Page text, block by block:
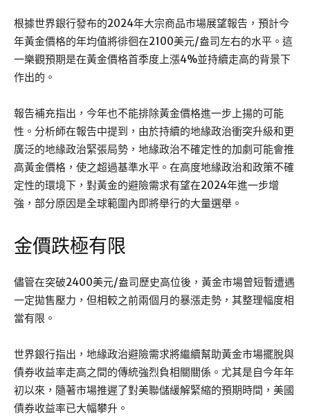
根據世界銀行發布的2024年大宗商品市場展望報告，預計今
年黃金價格的年均值將徘徊在2100美元/盎司左右的水平。這
一樂觀預期是在黃金價格首季度上漲4%並持續走高的背景下
作出的。
報告補充指出，今年也不能排除黃金價格進一步上揚的可能
性。分析師在報告中提到，由於持續的地緣政治衝突升級和更
廣泛的地緣政治緊張局勢，地緣政治不確定性的加劇可能會推
高黃金價格，使之超過基準水平。在高度地緣政治和政策不確
定性的環境下，對黃金的避險需求有望在2024年進一步增
強，部分原因是全球範圍內即將舉行的大量選舉。
金價跌極有限
儘管在突破2400美元/盎司歷史高位後，黃金市場曾短暫遭遇
一定拋售壓力，但相較之前兩個月的暴漲走勢，其整理幅度相
當有限。
世界銀行指出，地緣政治避險需求將繼續幫助黃金市場擺脫與
債券收益率走高之間的傳統強烈負相關關係。尤其是自今年年
初以來，隨著市場推遲了對美聯儲緩解緊縮的預期時間，美國
債券收益率已大幅攀升。